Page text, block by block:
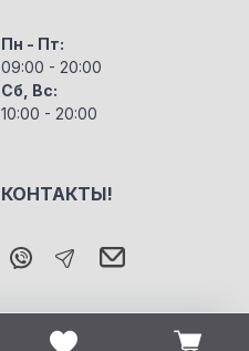
Пн - Пт:
09:00 - 20:00
Сб, Вс:
10:00 - 20:00
КОНТАКТЫ!